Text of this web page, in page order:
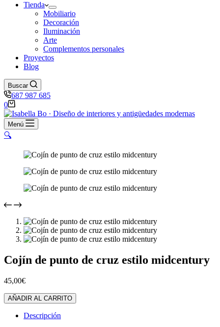
Tienda
Mobiliario
Decoración
Iluminación
Arte
Complementos personales
Proyectos
Blog
Buscar
687 987 685
Carro
de
compra
0
Menú
🔍
Cojín de punto de cruz estilo midcentury
45,00€
Cojín
de
punto
AÑADIR AL CARRITO
Descripción